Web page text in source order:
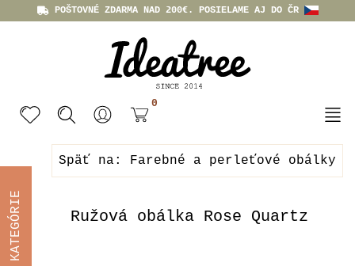
POŠTOVNÉ ZDARMA NAD 200€. POSIELAME AJ DO ČR
0
Späť na: Farebné a perleťové obálky
Ružová obálka Rose Quartz
KATEGÓRIE